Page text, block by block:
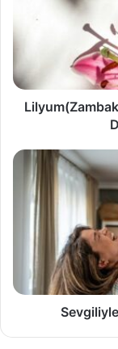
Lilyum
Hangi
Temsil
Eder?
Sevgiliyle
Oynanacak
Oyunlar
Nelerdir?